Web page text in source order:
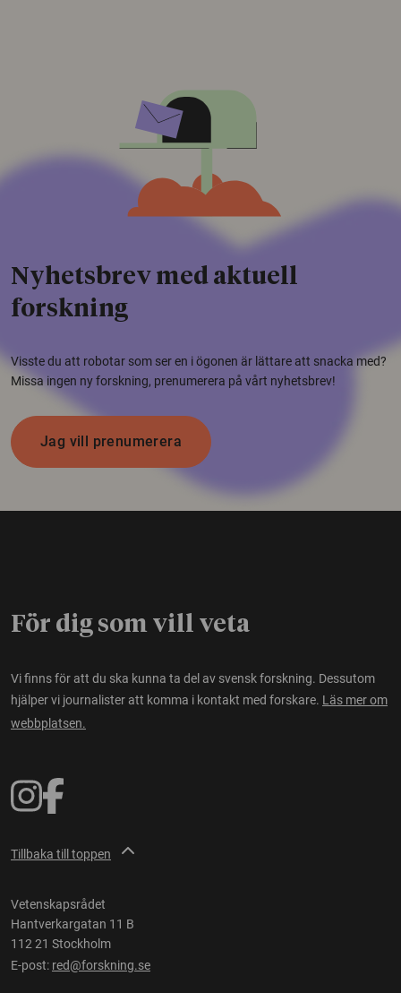
Nyhetsbrev med aktuell
forskning
Visste du att robotar som ser en i ögonen är lättare att snacka med?
Missa ingen ny forskning, prenumerera på vårt nyhetsbrev!
Jag vill prenumerera
För dig som vill veta
Vi finns för att du ska kunna ta del av svensk forskning. Dessutom
hjälper vi journalister att komma i kontakt med forskare. Läs mer om
webbplatsen.
Tillbaka till toppen
Vetenskapsrådet
Hantverkargatan 11 B
112 21 Stockholm
E-post: red@forskning.se